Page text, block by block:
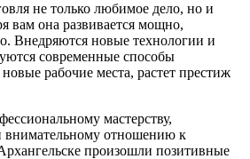
не только любимое дело, но и
вам она развивается мощно,
Внедряются новые технологии и
современные способы
рабочие места, растет престиж
мастерству,
внимательному отношению к
произошли позитивные